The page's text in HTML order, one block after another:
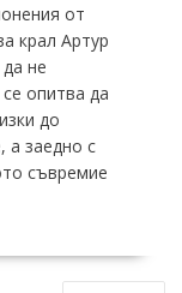
от
крал Артур
не
опитва да
до
а заедно с
съвремие